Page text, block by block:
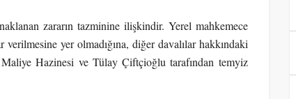
zararın tazminine ilişkindir. Yerel mahkemece
yer olmadığına, diğer davalılar hakkındaki
Hazinesi ve Tülay Çiftçioğlu tarafından temyiz